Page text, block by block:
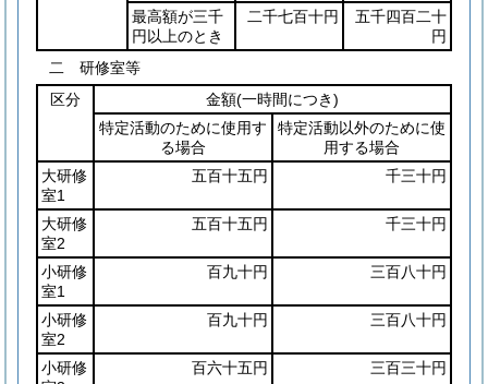
最高額が三千
円以上のとき
二千七百十円
五千四百二十
円
二 研修室等
区分
金額(一時間につき)
特定活動のために使用す
る場合
特定活動以外のために使
用する場合
大研修
室1
五百十五円 千三十円
大研修
室2
五百十五円 千三十円
小研修
室1
百九十円 三百八十円
小研修
室2
百九十円 三百八十円
小研修
百六十五円 三百三十円